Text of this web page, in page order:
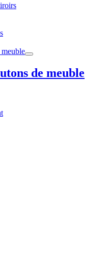
de meuble